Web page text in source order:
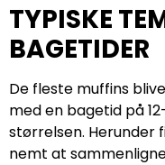
TYPISKE
BAGETIDER
De fleste muffins
med en bagetid på
størrelsen. Herunder
nemt at